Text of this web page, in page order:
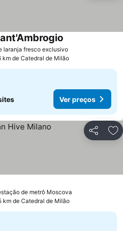
laranja fresco exclusivo
km de Catedral de Milão
Ver preços
Partilhar
de metrô Moscova
km de Catedral de Milão